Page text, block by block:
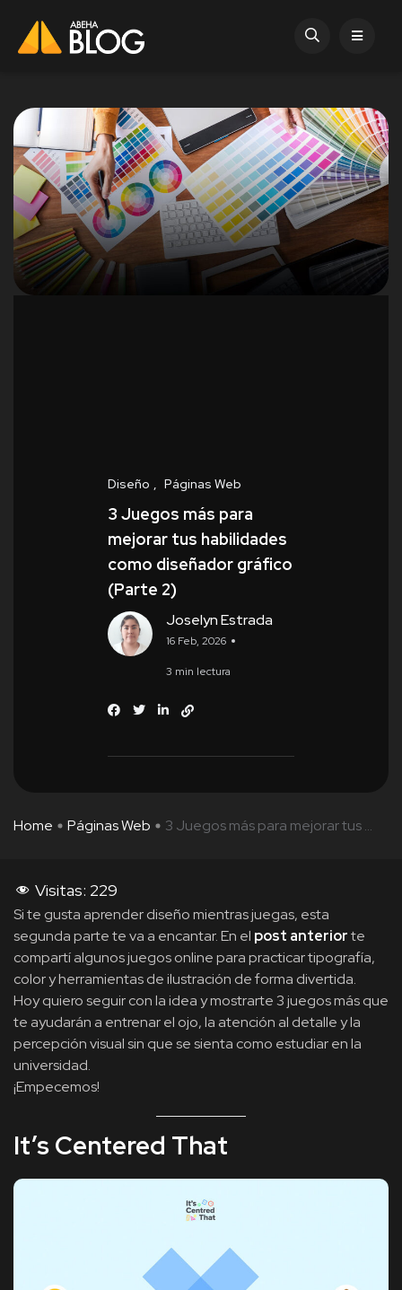
Diseño Páginas Web
3 Juegos más para
mejorar tus habilidades
como diseñador gráfico
(Parte 2)
Joselyn Estrada
16 Feb, 2026
3 min lectura
Home Páginas Web 3 Juegos más para mejorar tus ...
Visitas: 229
Si te gusta aprender diseño mientras juegas, esta
segunda parte te va a encantar. En el post anteriorte
compartí algunos juegos online para practicar tipografía,
color y herramientas de ilustración de forma divertida.
Hoy quiero seguir con la idea y mostrarte 3 juegos más que
te ayudarán a entrenar el ojo, la atención al detalle y la
percepción visual sin que se sienta como estudiar en la
universidad.
¡Empecemos!
It’s Centered That